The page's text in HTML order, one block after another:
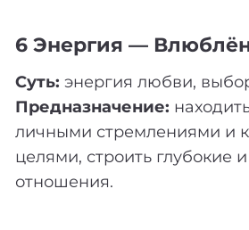
6 Энергия —
Суть: энергия любви,
Предназначение:
личными стремлениями и
целями, строить глубокие
отношения.